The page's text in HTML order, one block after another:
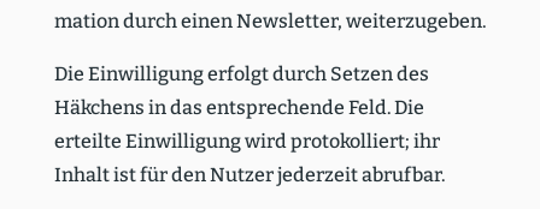
mation durch einen Newsletter, weiter­zu­geben.
Die Einwil­ligung erfolgt durch Setzen des
Häkchens in das entspre­chende Feld. Die
erteilte Einwil­ligung wird proto­kol­liert; ihr
Inhalt ist für den Nutzer jederzeit abrufbar.